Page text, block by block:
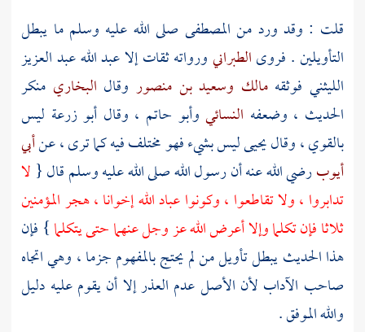
قلت : وقد ورد من المصطفى صلى الله عليه وسلم ما يبطل
التأويلين . فروىالطبرانيورواته ثقات إلاعبد الله عبد العزيز
الليثني فوثقهمالك وسعيد بن منصور وقال البخاري منكر
الحديث ، وضعفه النسائي وأبو حاتم ، وقال أبو زرعة ليس
بالقوي ، وقاليحيىليس بشيء فهو مختلف فيه كما ترى ، عنأبي
أيوبرضي الله عنه أن رسول الله صلى الله عليه وسلم قال { لا
تدابروا ، ولا تقاطعوا ، وكونوا عباد الله إخوانا ، هجر المؤمنين
ثلاثا فإن تكلما وإلا أعرض الله عز وجل عنهما حتى يتكلما} فإن
هذا الحديث يبطل تأويل من لم يحتج بالمفهوم جزما ، وهي اتجاه
صاحب الآداب لأن الأصل عدم العذر إلا أن يقوم عليه دليل
والله الموفق .